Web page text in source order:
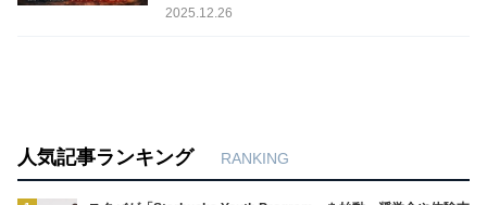
観光地の危機管理
2025.12.26
人気記事ランキング RANKING